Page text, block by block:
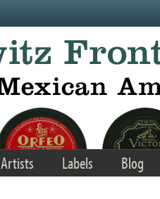
Artists Labels Blog